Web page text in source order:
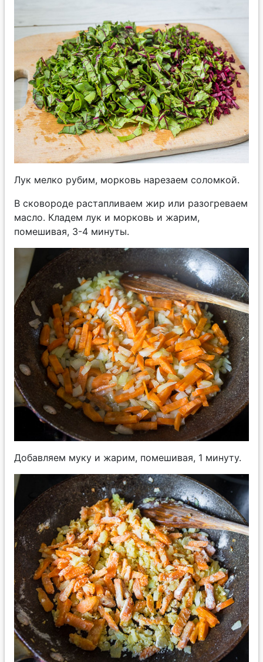
Лук мелко рубим, морковь нарезаем соломкой.
В сковороде растапливаем жир или разогреваем
масло. Кладем лук и морковь и жарим,
помешивая, 3-4 минуты.
Добавляем муку и жарим, помешивая, 1 минуту.